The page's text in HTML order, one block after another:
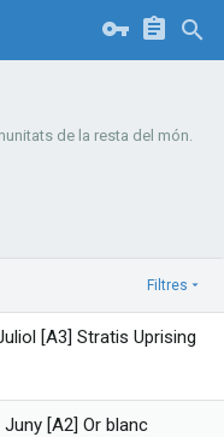
de la resta del món.
Filtres
[A3] Stratis Uprising
[A2] Or blanc